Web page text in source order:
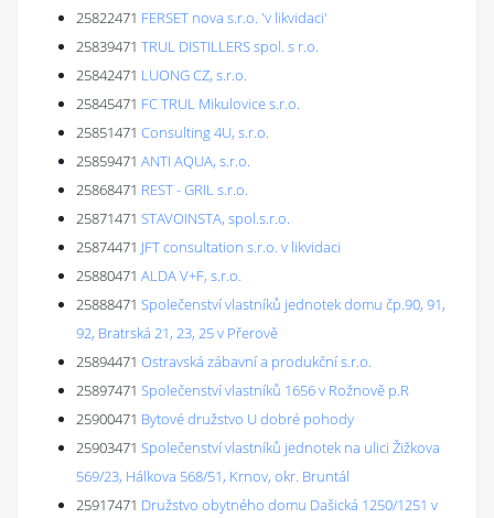
25822471 FERSET nova s.r.o. 'v likvidaci'
25839471 TRUL DISTILLERS spol. s r.o.
25842471 LUONG CZ, s.r.o.
25845471 FC TRUL Mikulovice s.r.o.
25851471 Consulting 4U, s.r.o.
25859471 ANTI AQUA, s.r.o.
25868471 REST - GRIL s.r.o.
25871471 STAVOINSTA, spol.s.r.o.
25874471 JFT consultation s.r.o. v likvidaci
25880471 ALDA V+F, s.r.o.
25888471 Společenství vlastníků jednotek domu čp.90, 91,
92, Bratrská 21, 23, 25 v Přerově
25894471 Ostravská zábavní a produkční s.r.o.
25897471 Společenství vlastníků 1656 v Rožnově p.R
25900471 Bytové družstvo U dobré pohody
25903471 Společenství vlastníků jednotek na ulici Žižkova
569/23, Hálkova 568/51, Krnov, okr. Bruntál
25917471 Družstvo obytného domu Dašická 1250/1251 v